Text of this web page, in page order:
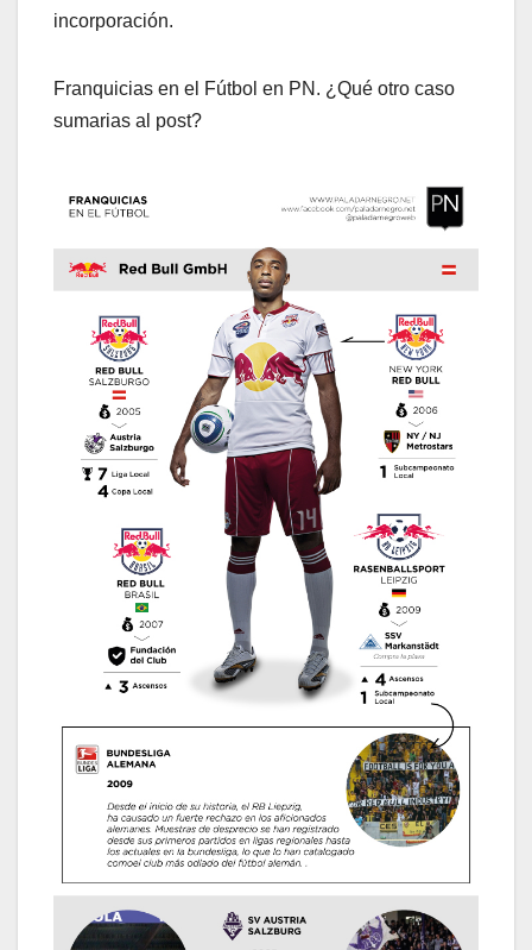
incorporación.
Franquicias en el Fútbol en PN. ¿Qué otro caso
sumarias al post?